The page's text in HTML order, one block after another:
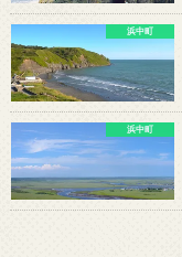
浜中町
浜中町